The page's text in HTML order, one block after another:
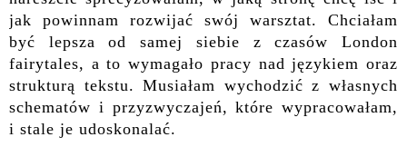
jak powinnam rozwijać swój warsztat. Chciałam
być lepsza od samej siebie z czasów London
fairytales, a to wymagało pracy nad językiem oraz
strukturą tekstu. Musiałam wychodzić z własnych
schematów i przyzwyczajeń, które wypracowałam,
i stale je udoskonalać.